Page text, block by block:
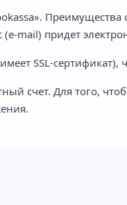
mail) придет
SSL-сертификат),
счет. Для того,